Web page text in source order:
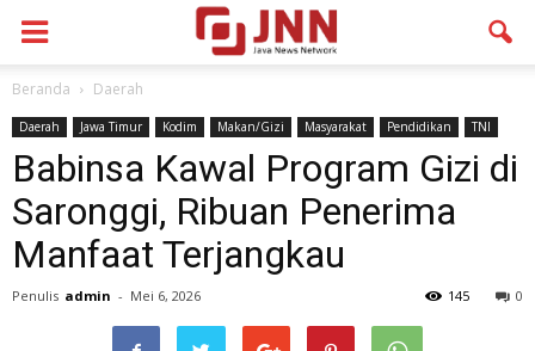
Beranda Daerah
Daerah Jawa Timur Kodim Makan/Gizi Masyarakat Pendidikan TNI
Babinsa Kawal Program Gizi di
Saronggi, Ribuan Penerima
Manfaat Terjangkau
Penulis admin - Mei 6, 2026 0
145